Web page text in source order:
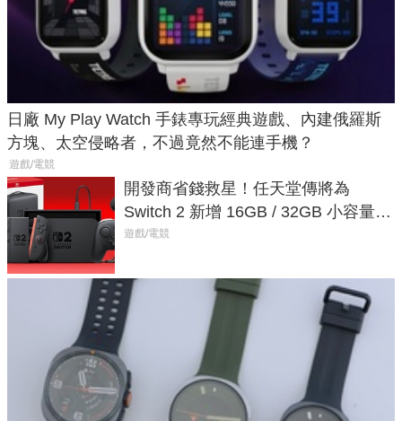
日廠 My Play Watch 手錶專玩經典遊戲、內建俄羅斯
方塊、太空侵略者，不過竟然不能連手機？
遊戲/電競
開發商省錢救星！任天堂傳將為
Switch 2 新增 16GB / 32GB 小容量遊
戲卡的選擇
遊戲/電競